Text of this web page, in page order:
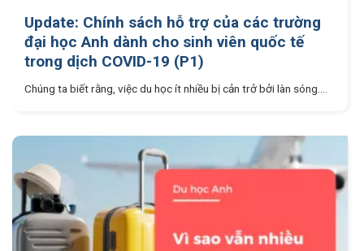
Update: Chính sách hỗ trợ của các trường
đại học Anh dành cho sinh viên quốc tế
trong dịch COVID-19 (P1)
Chúng ta biết rằng, việc du học ít nhiều bị cản trở bởi làn sóng....